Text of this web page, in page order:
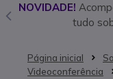
NOVIDADE!
tudo
Página inicial
Videoconferência